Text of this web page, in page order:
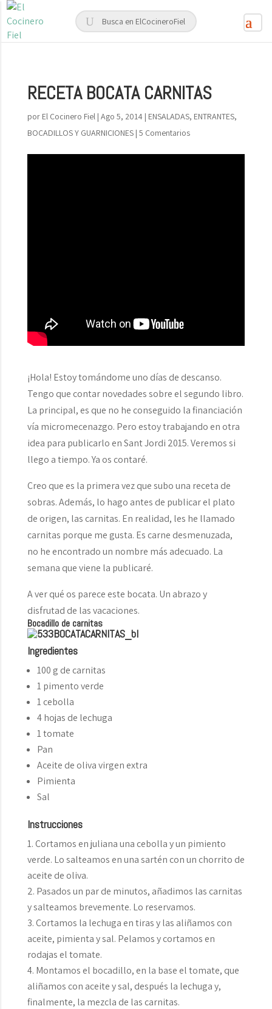
RECETA BOCATA CARNITAS
por El Cocinero Fiel| Ago 5, 2014| ENSALADAS, ENTRANTES,
BOCADILLOS Y GUARNICIONES| 5 Comentarios
¡Hola! Estoy tomándome uno días de descanso.
Tengo que contar novedades sobre el segundo libro.
La principal, es que no he conseguido la financiación
vía micromecenazgo. Pero estoy trabajando en otra
idea para publicarlo en Sant Jordi 2015. Veremos si
llego a tiempo. Ya os contaré.
Creo que es la primera vez que subo una receta de
sobras. Además, lo hago antes de publicar el plato
de origen, las carnitas. En realidad, les he llamado
carnitas porque me gusta. Es carne desmenuzada,
no he encontrado un nombre más adecuado. La
semana que viene la publicaré.
A ver qué os parece este bocata. Un abrazo y
disfrutad de las vacaciones.
Bocadillo de carnitas
Ingredientes
100 g de carnitas
1 pimento verde
1 cebolla
4 hojas de lechuga
1 tomate
Pan
Aceite de oliva virgen extra
Pimienta
Sal
Instrucciones
Cortamos en juliana una cebolla y un pimiento
verde. Lo salteamos en una sartén con un chorrito de
aceite de oliva.
Pasados un par de minutos, añadimos las carnitas
y salteamos brevemente. Lo reservamos.
Cortamos la lechuga en tiras y las aliñamos con
aceite, pimienta y sal. Pelamos y cortamos en
rodajas el tomate.
Montamos el bocadillo, en la base el tomate, que
aliñamos con aceite y sal, después la lechuga y,
finalmente, la mezcla de las carnitas.